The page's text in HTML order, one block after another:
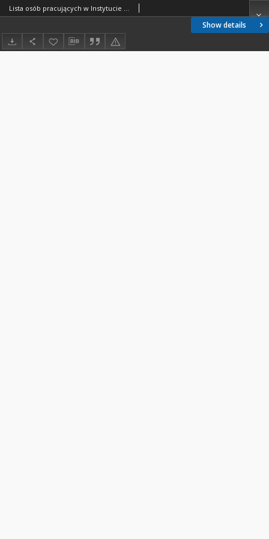
Show details
Lista osób pracujących w Instytucie dwa lata i więcej zestawiona według roku rozpoczęcia pracy